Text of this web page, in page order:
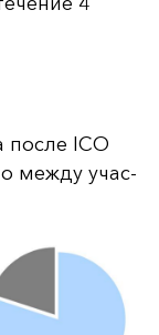
пос­ле ICO
меж­ду учас­